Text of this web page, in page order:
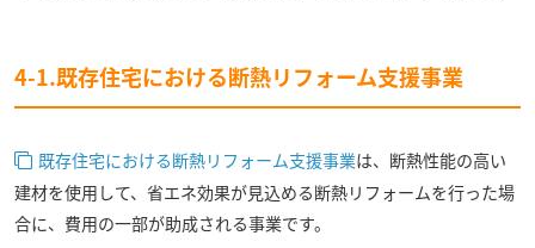
4-1.既存住宅における断熱リフォーム支援事業
既存住宅における断熱リフォーム支援事業は、断熱性能の高い
建材を使用して、省エネ効果が見込める断熱リフォームを行った場
合に、費用の一部が助成される事業です。